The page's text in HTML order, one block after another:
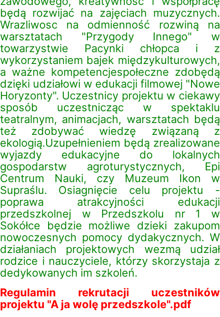
będą rozwijać na zajęciach muzycznych.
Wrazliwosc na odmienność rozwiną na
warsztatach "Przygody Innego" w
towarzystwie Pacynki chłopca i z
wykorzystaniem bajek międzykulturowych,
a ważne kompetencjespołeczne zdobędą
dzięki udziałowi w edukacji filmowej "Nowe
Horyzonty". Uczestnicy projektu w ciekawy
sposób uczestnicząc w spektaklu
teatralnym, animacjach, warsztatach będą
też zdobywać wiedzę związaną z
ekologią.Uzupełnieniem będą zrealizowane
wyjazdy edukacyjne do lokalnych
gospodarstw agroturystycznych, Epi
Centrum Nauki, czy Muzeum Ikon w
Supraślu. Osiagnięcie celu projektu -
poprawa atrakcyjności edukacji
przedszkolnej w Przedszkolu nr 1 w
Sokółce będzie możliwe dzieki zakupom
nowoczesnych pomocy dydakycznych. W
działaniach projektowych wezmą udział
rodzice i nauczyciele, którzy skorzystaja z
dedykowanych im szkoleń.
Regulamin rekrutacji uczestników
projektu "A ja wolę przedszkole".pdf